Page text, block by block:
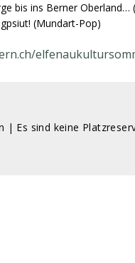
bis ins Berner Oberland…
(Mundart-Pop)
Es sind keine